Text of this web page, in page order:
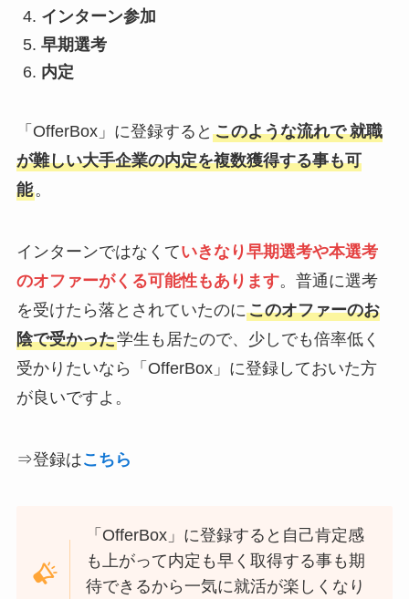
インターン参加
早期選考
内定
「OfferBox」に登録すると このような流れで 就職
が難しい大手企業の内定を複数獲得する事も可
能。
インターンではなくていきなり早期選考や本選考
のオファーがくる可能性もあります。普通に選考
を受けたら落とされていたのにこのオファーのお
陰で受かった学生も居たので、少しでも倍率低く
受かりたいなら「OfferBox」に登録しておいた方
が良いですよ。
⇒登録はこちら
「OfferBox」に登録すると自己肯定感
も上がって内定も早く取得する事も期
待できるから一気に就活が楽しくなり